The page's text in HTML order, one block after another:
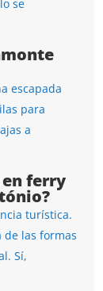
se
escapada
para
a
en ferry
turística.
de las formas
Sí,